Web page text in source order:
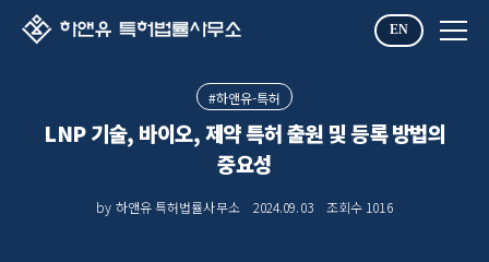
EN
#하앤유-특허
LNP 기술, 바이오, 제약 특허 출원 및 등록 방법의
중요성
by 하앤유 특허법률사무소 2024.09.03 조회수 1016